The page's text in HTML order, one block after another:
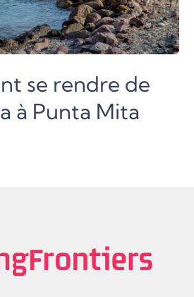
se rendre de
à Punta Mita